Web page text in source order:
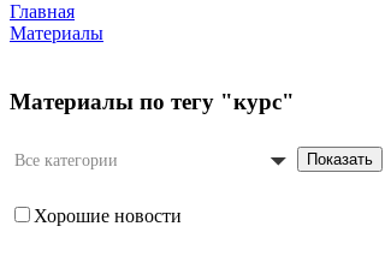
Главная
Материалы
Материалы по тегу "курс"
Все категории Показать
Хорошие новости